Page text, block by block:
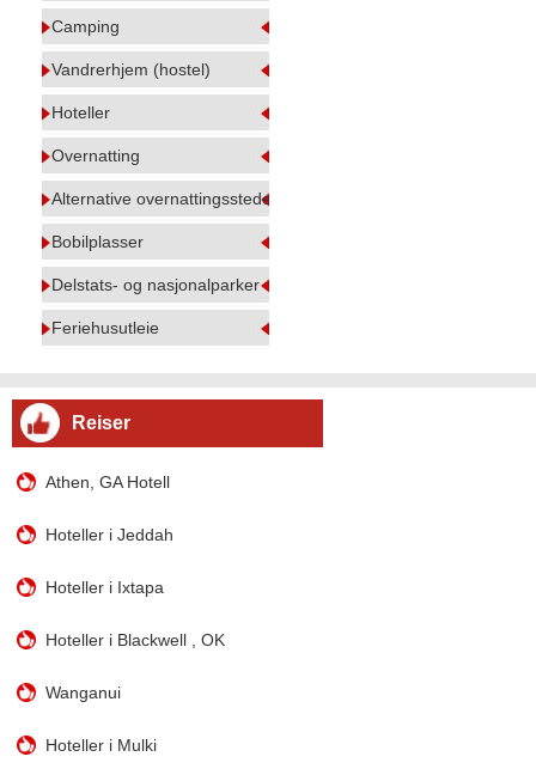
Camping
Vandrerhjem (hostel)
Hoteller
Overnatting
Alternative overnattingssteder
Bobilplasser
Delstats- og nasjonalparker
Feriehusutleie
Reiser
Athen, GA Hotell
Hoteller i Jeddah
Hoteller i Ixtapa
Hoteller i Blackwell , OK
Wanganui
Hoteller i Mulki